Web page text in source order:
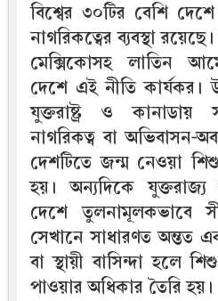
বিশ্বের ৩০টির বেশি
নাগরিকত্বের ব্যবস্থা
মেক্সিকোসহ লাতিন
দেশে এই নীতি কার্যকর।
যুক্তরাষ্ট্র ও কানাডায়
নাগরিকত্ব বা অভিবাসন-
দেশটিতে জন্ম নেওয়া
হয়। অন্যদিকে
দেশে তুলনামূলকভাবে
সেখানে সাধারণত অন্তত
বা স্থায়ী বাসিন্দা হলে
পাওয়ার অধিকার তৈরি হয়।